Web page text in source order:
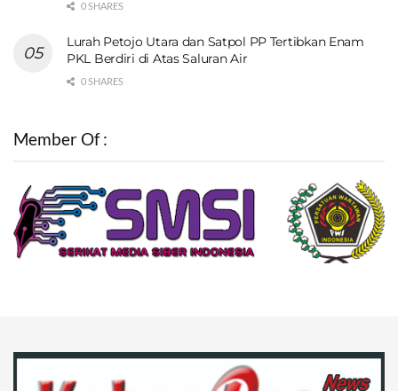
0 SHARES
Lurah Petojo Utara dan Satpol PP Tertibkan Enam
PKL Berdiri di Atas Saluran Air
0 SHARES
Member Of :